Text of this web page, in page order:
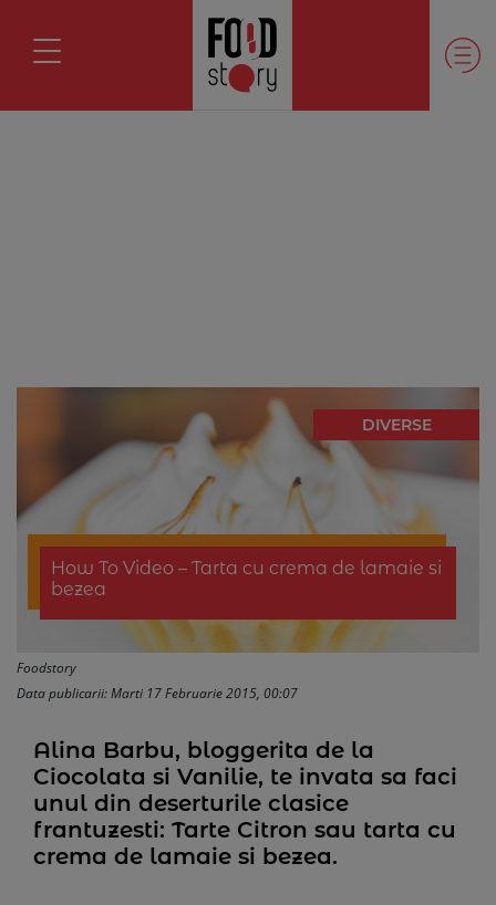
DIVERSE
How To Video – Tarta cu crema de lamaie si
bezea
Foodstory
Data publicarii: Marti 17 Februarie 2015, 00:07
Alina Barbu, bloggerita de la
Ciocolata si Vanilie, te invata sa faci
unul din deserturile clasice
frantuzesti: Tarte Citron sau tarta cu
crema de lamaie si bezea.